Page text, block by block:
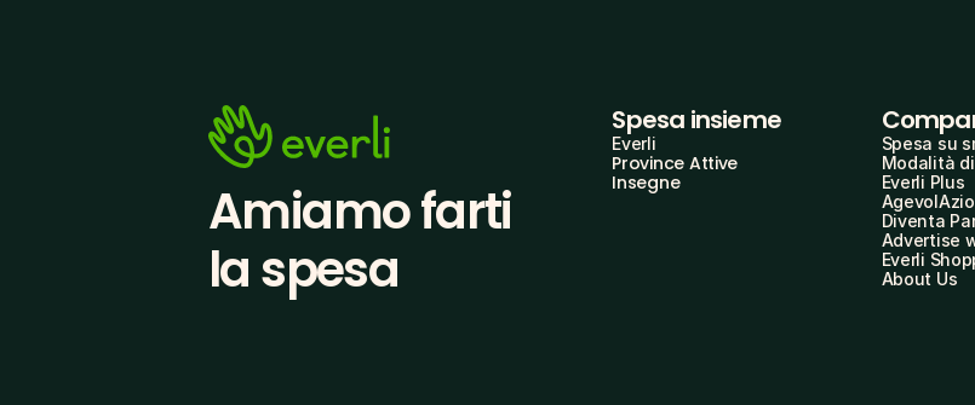
Amiamo farti
la spesa
Spesa insieme
Everli
Province Attive
Insegne
Spesa su
Modalità
Everli Plus
Diventa
Advertise
Everli
About Us